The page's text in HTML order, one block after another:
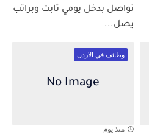
تواصل بدخل يومي ثابت وبراتب
يصل...
وظائف في الاردن
منذ يوم